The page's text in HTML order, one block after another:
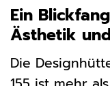
Ein
Ästhetik
Die